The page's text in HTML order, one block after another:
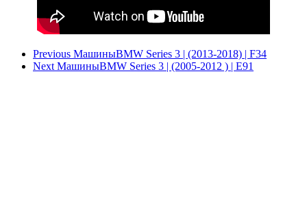
Previous МашиныBMW Series 3 | (2013-2018) | F34
Next МашиныBMW Series 3 | (2005-2012 ) | E91